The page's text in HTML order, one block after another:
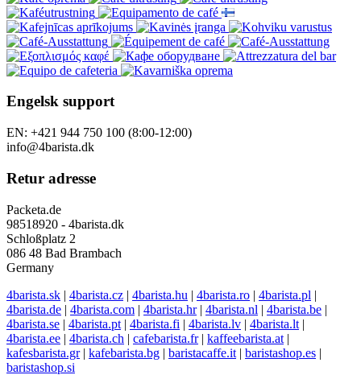
Engelsk support
EN: +421 944 750 100 (8:00-12:00)
info@4barista.dk
Retur adresse
Packeta.de
98518920 - 4barista.dk
Schloßplatz 2
086 48 Bad Brambach
Germany
4barista.sk | 4barista.cz | 4barista.hu | 4barista.ro | 4barista.pl |
4barista.de | 4barista.com | 4barista.hr| 4barista.nl | 4barista.be |
4barista.se | 4barista.pt | 4barista.fi | 4barista.lv | 4barista.lt |
4barista.ee | 4barista.ch | cafebarista.fr| kaffeebarista.at |
kafesbarista.gr| kafebarista.bg | baristacaffe.it | baristashop.es |
baristashop.si